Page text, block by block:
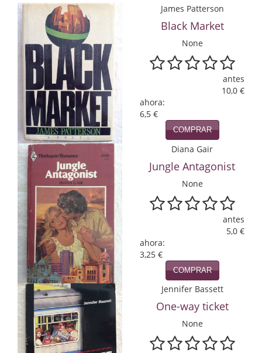
Economía
Enciclopedias
Ensayo
Ensayo literario
Filosofía
Física y Química
Física y química
Guerra Civil Española
Historia
historia
Infantil y juvenil
Infantil y juvenil. Nuevo!!
Infantil y juvenil. Nuevo!!!
Informática
Literatura fantástica
James Patterson
Black Market
None
antes
10,0 €
ahora:
6,5 €
COMPRAR
Diana Gair
Jungle Antagonist
None
antes
5,0 €
ahora:
3,25 €
COMPRAR
Jennifer Bassett
One-way ticket
None